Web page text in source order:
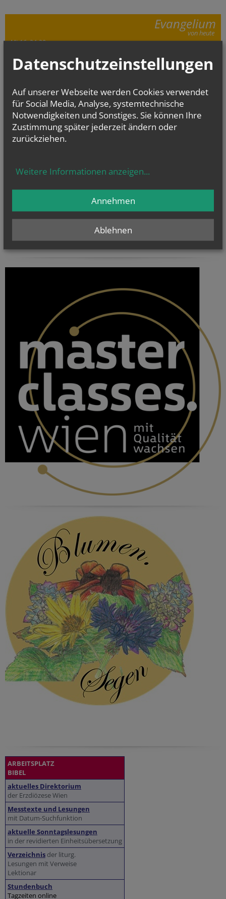
Evangelium
von heute
Mt 16, 24-28
ARBEITSPLATZ
BIBEL
aktuelles Direktorium
der Erzdiözese Wien
Messtexte und Lesungen
mit Datum-Suchfunktion
aktuelle Sonntagslesungen
in der revidierten Einheitsübersetzung
Verzeichnis der liturg.
Lesungen mit Verweise
Lektionar
Stundenbuch
Tagzeiten online
Datenschutzeinstellungen
Auf unserer Webseite werden Cookies verwendet
für Social Media, Analyse, systemtechnische
Notwendigkeiten und Sonstiges. Sie können Ihre
Zustimmung später jederzeit ändern oder
zurückziehen.
Weitere Informationen anzeigen...
Ablehnen
Annehmen